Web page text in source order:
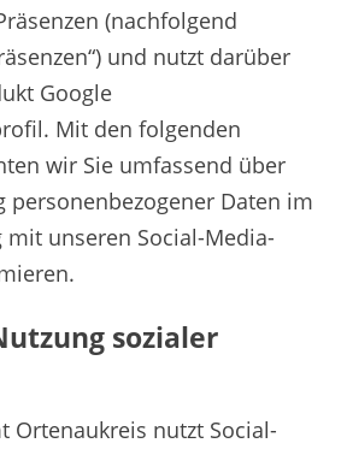
(nachfolgend
und nutzt darüber
Google
Mit den folgenden
wir Sie umfassend über
personenbezogener Daten im
mit unseren Social-Media-
sozialer
Ortenaukreis nutzt Social-